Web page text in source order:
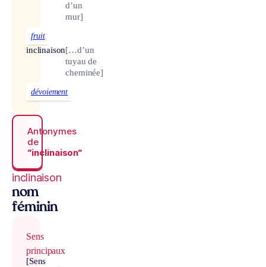
d’un
mur]
fruit
inclinaison[…d’un
tuyau de
cheminée]
dévoiement
Antonymes
de
“inclinaison“
inclinaison
nom
féminin
Sens
principaux
[Sens